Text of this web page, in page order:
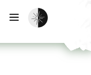
تفعيل الوضع المظلم